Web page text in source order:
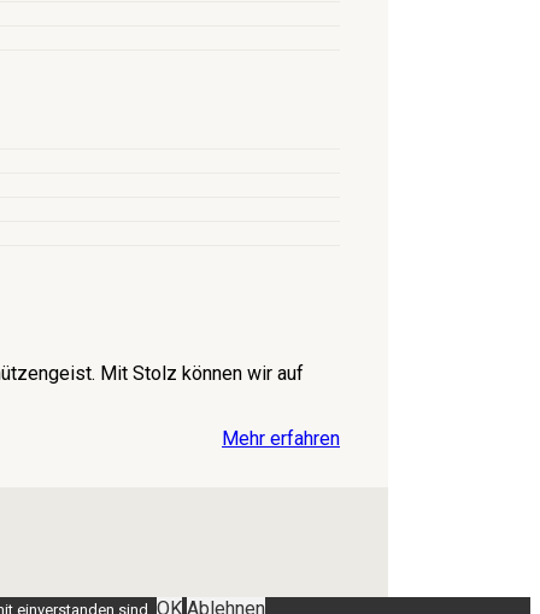
Mit Stolz können wir auf
Mehr erfahren
einverstanden sind. OK Ablehnen